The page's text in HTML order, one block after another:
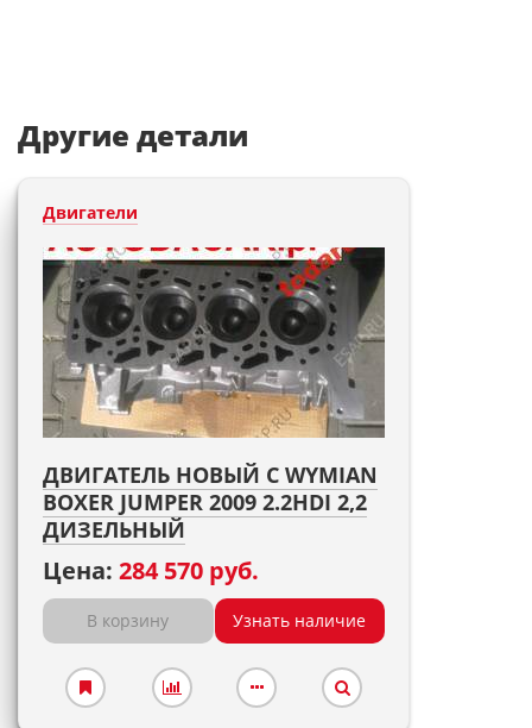
Другие детали
Двигатели
ДВИГАТЕЛЬ НОВЫЙ С WYMIAN
BOXER JUMPER 2009 2.2HDI 2,2
ДИЗЕЛЬНЫЙ
Цена: 284 570 руб.
В корзину Узнать наличие